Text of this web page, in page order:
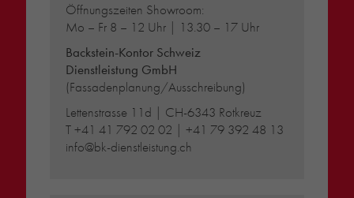
Öffnungszeiten Showroom:
Mo – Fr 8 – 12 Uhr | 13.30 – 17 Uhr
Backstein-Kontor Schweiz
Dienstleistung GmbH
(Fassadenplanung/Ausschreibung)
Lettenstrasse 11d | CH-6343 Rotkreuz
T+41 41 792 02 02 |+41 79 392 48 13
info@bk-dienstleistung.ch